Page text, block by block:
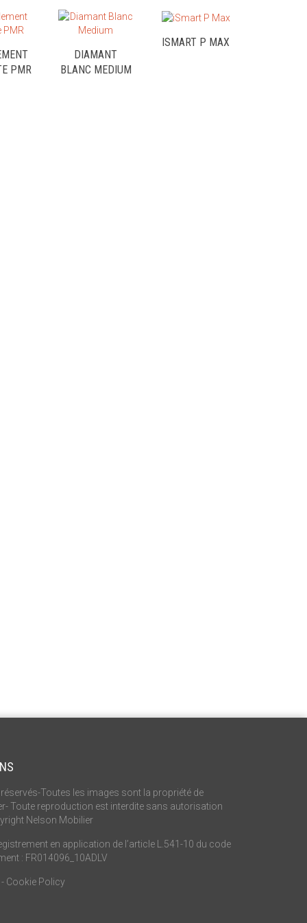
PMR
DIAMANT
BLANC MEDIUM
ISMART P MAX
Toutes les images sont la propriété de
Toute reproduction est interdite sans autorisation
Nelson Mobilier
en application de l’article L.541-10 du code
: FR014096_10ADLV
- Cookie Policy